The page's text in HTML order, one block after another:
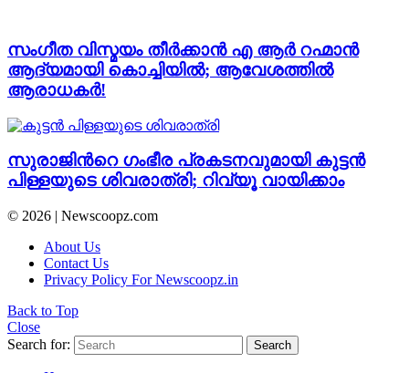
സംഗീത വിസ്മയം തീര്‍ക്കാന്‍ എ ആര്‍ റഹ്മാന്‍
ആദ്യമായി കൊച്ചിയില്‍; ആവേശത്തില്‍
ആരാധകര്‍!
സുരാജിന്‍റെ ഗംഭീര പ്രകടനവുമായി കുട്ടന്‍
പിള്ളയുടെ ശിവരാത്രി; റിവ്യൂ വായിക്കാം
© 2026 | Newscoopz.com
About Us
Contact Us
Privacy Policy For Newscoopz.in
Back to Top
Close
Search for:
Search